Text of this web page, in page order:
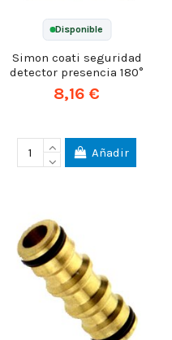
Disponible
Simon coati seguridad
detector presencia 180°
8,16 €
Añadir